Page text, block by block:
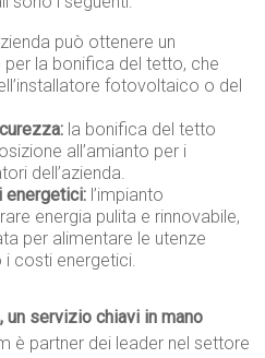
può ottenere un
la bonifica del tetto, che
fotovoltaico o del
la bonifica del tetto
all’amianto per i
dell’azienda.
energetici: l’impianto
energia pulita e rinnovabile,
per alimentare le utenze
i costi energetici.
servizio chiavi in mano
partner dei leader nel settore